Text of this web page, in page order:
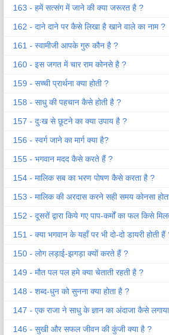
163 - हमें सत्संग में जाने की क्या जरूरत है ?
162 - दाने दाने पर कैसे लिखा है खाने वाले का नाम ?
161 - स्वामीजी आपके गुरु कौन है ?
160 - इस जगत में चार राम कोनसे है ?
159 - सच्ची प्रार्थना क्या होती ?
158 - साधु की पहचान कैसे होती है ?
157 - दुःख से छूटने का क्या उपाय है ?
156 - स्वर्ग जाने का मार्ग क्या है?
155 - भगवान मदद कैसे करते हैं ?
154 - मालिक सब का भरण पोषण कैसे करता है ?
153 - मालिक की अरदास करने सही समय कोनसा
152 - दूसरों द्वारा किये गए पाप-कर्मों का फल किसे
151 - क्या भगवान के यहाँ पर भी दो-दो डायरी होती हैं
150 - लोग लड़ाई-झगड़ा क्यों करते हैं ?
149 - मौत पल पल हमे क्या चेताती रहती है ?
148 - शब्द-धुन को सुनना क्या होता है ?
147 - एक राजा ने साधु के ज्ञान का अंदाजा कैसे
146 - सुखी और सफल जीवन की कुंजी क्या है ?